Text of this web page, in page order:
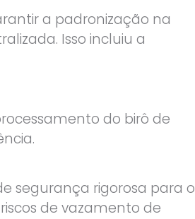
a padronização na
Isso incluiu a
do birô de
segurança rigorosa para o
de vazamento de